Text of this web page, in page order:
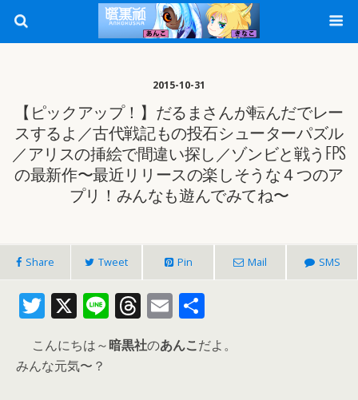
2015-10-31
【ピックアップ！】だるまさんが転んだでレー
スするよ／古代戦記もの投石シューターパズル
／アリスの挿絵で間違い探し／ゾンビと戦うFPS
の最新作〜最近リリースの楽しそうな４つのア
プリ！みんなも遊んでみてね〜
Share Tweet Pin Mail SMS
T
w
itt
er
X Li
n
e
T
h
re
E
m
ai
有
こんにちは～暗黒社のあんこだよ。
みんな元気〜？